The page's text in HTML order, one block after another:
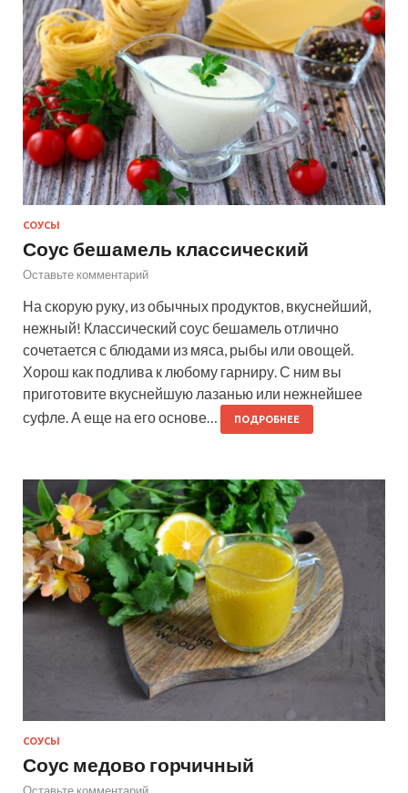
СОУСЫ
Соус бешамель классический
Оставьте комментарий
На скорую руку, из обычных продуктов, вкуснейший,
нежный! Классический соус бешамель отлично
сочетается с блюдами из мяса, рыбы или овощей.
Хорош как подлива к любому гарниру. С ним вы
приготовите вкуснейшую лазанью или нежнейшее
суфле. А еще на его основе…
ПОДРОБНЕЕ
СОУСЫ
Соус медово горчичный